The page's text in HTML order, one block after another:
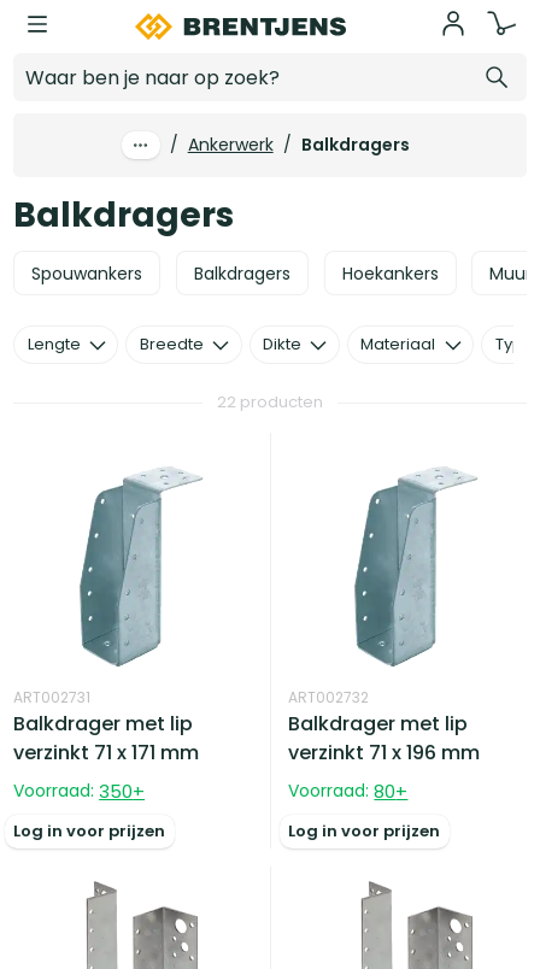
Ga naar hoofdinhoud
/ Ankerwerk / Balkdragers
Balkdragers
Spouwankers Balkdragers Hoekankers
22 producten
ART002731
Balkdrager met lip
verzinkt 71 x 171 mm
Voorraad: 350+
Log in voor prijzen
ART002732
Balkdrager met lip
verzinkt 71 x 196 mm
Voorraad: 80+
Log in voor prijzen
Lengte Breedte Dikte Materiaal Type